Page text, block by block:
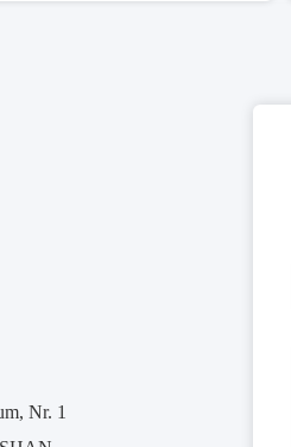
Nr. 1